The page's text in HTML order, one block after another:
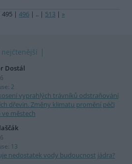
495 | 496 | .. | 513 | »
nejčtenější
Dostál
2
vyprahlých trávníků odstraňování
dřevin. Změny klimatu promění péči
ve městech
13
nedostatek vody budoucnost jádra?